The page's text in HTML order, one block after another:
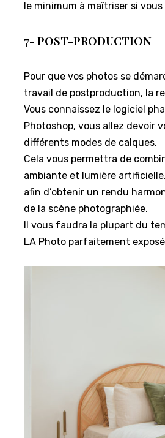
le minimum à maîtriser si
7- POST-PRODUCTION
Pour que vos photos se
travail de postproduction, la
Vous connaissez le logiciel
Photoshop, vous allez devoir
différents modes de calques.
Cela vous permettra de
ambiante et lumière
afin d’obtenir un rendu
de la scène photographiée.
Il vous faudra la plupart du
LA Photo parfaitement